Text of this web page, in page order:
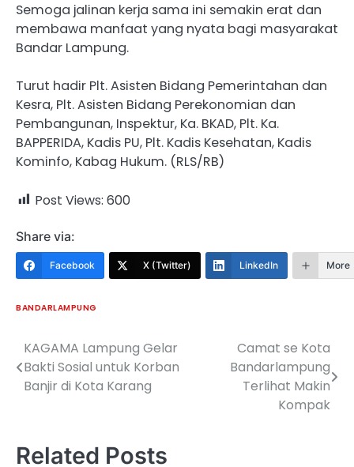
Semoga jalinan kerja sama ini semakin erat dan
membawa manfaat yang nyata bagi masyarakat
Bandar Lampung.
Turut hadir Plt. Asisten Bidang Pemerintahan dan
Kesra, Plt. Asisten Bidang Perekonomian dan
Pembangunan, Inspektur, Ka. BKAD, Plt. Ka.
BAPPERIDA, Kadis PU, Plt. Kadis Kesehatan, Kadis
Kominfo, Kabag Hukum. (RLS/RB)
Post Views: 600
Share via:
Facebook X (Twitter) LinkedIn More
BANDARLAMPUNG
Navigasi
pos
KAGAMA Lampung Gelar
Bakti Sosial untuk Korban
Banjir di Kota Karang
Camat se Kota
Bandarlampung
Terlihat Makin
Kompak
Related Posts